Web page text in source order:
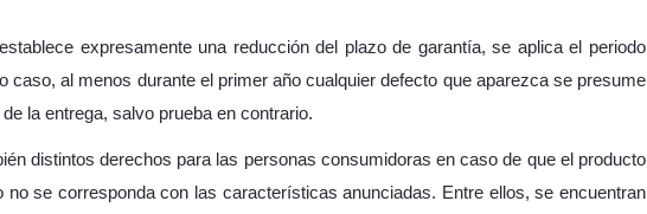
expresamente una reducción del plazo de garantía, se aplica el periodo
caso, al menos durante el primer año cualquier defecto que aparezca se presume
la entrega, salvo prueba en contrario.
distintos derechos para las personas consumidoras en caso de que el producto
no se corresponda con las características anunciadas. Entre ellos, se encuentran